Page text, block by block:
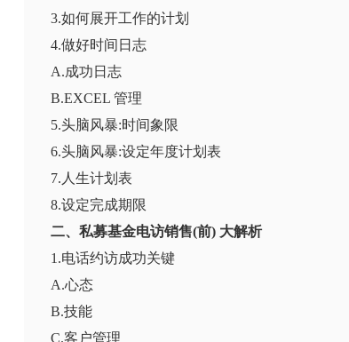
3.如何展开工作的计划
4.做好时间日志
A.成功日志
B.EXCEL 管理
5.头脑风暴:时间象限
6.头脑风暴:设定年度计划表
7.人生计划表
8.设定完成期限
二、私募基金电访销售(前) 大解析
1.电话约访成功关键
A.心态
B.技能
C.客户管理